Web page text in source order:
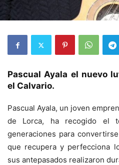
Pascual Ayala el nuevo
el Calvario.
Pascual Ayala, un joven
de Lorca, ha recogido el
generaciones para
que recupera y perfecciona
sus antepasados realizaron